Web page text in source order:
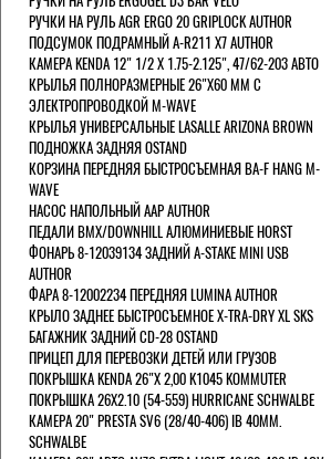
РУЧКИ НА РУЛЬ AGR ERGO 20 GRIPLOCK AUTHOR
ПОДСУМОК ПОДРАМНЫЙ A-R211 X7 AUTHOR
КАМЕРА KENDA 12" 1/2 Х 1.75-2.125", 47/62-203 АВТО
КРЫЛЬЯ ПОЛНОРАЗМЕРНЫЕ 26"Х60 ММ С
ЭЛЕКТРОПРОВОДКОЙ M-WAVE
КРЫЛЬЯ УНИВЕРСАЛЬНЫЕ LASALLE ARIZONA BROWN
ПОДНОЖКА ЗАДНЯЯ OSTAND
КОРЗИНА ПЕРЕДНЯЯ БЫСТРОСЪЕМНАЯ BA-F HANG M-
WAVE
НАСОС НАПОЛЬНЫЙ AAP AUTHOR
ПЕДАЛИ BMX/DOWNHILL АЛЮМИНИЕВЫЕ HORST
ФОНАРЬ 8-12039134 ЗАДНИЙ A-STAKE MINI USB
AUTHOR
ФАРА 8-12002234 ПЕРЕДНЯЯ LUMINA AUTHOR
КРЫЛО ЗАДНЕЕ БЫСТРОСЪЕМНОЕ X-TRA-DRY XL SKS
БАГАЖНИК ЗАДНИЙ CD-28 OSTAND
ПРИЦЕП ДЛЯ ПЕРЕВОЗКИ ДЕТЕЙ ИЛИ ГРУЗОВ
ПОКРЫШКА KENDA 26"Х 2,00 K1045 KOMMUTER
ПОКРЫШКА 26X2.10 (54-559) HURRICANE SCHWALBE
КАМЕРА 20" PRESTA SV6 (28/40-406) IB 40MM.
SCHWALBE